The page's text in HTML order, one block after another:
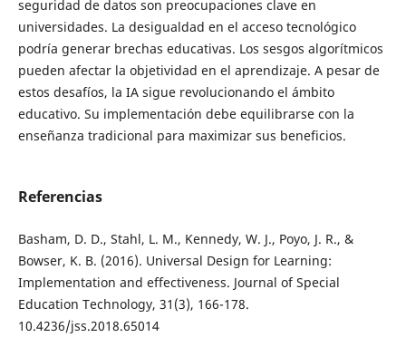
seguridad de datos son preocupaciones clave en
universidades. La desigualdad en el acceso tecnológico
podría generar brechas educativas. Los sesgos algorítmicos
pueden afectar la objetividad en el aprendizaje. A pesar de
estos desafíos, la IA sigue revolucionando el ámbito
educativo. Su implementación debe equilibrarse con la
enseñanza tradicional para maximizar sus beneficios.
Referencias
Basham, D. D., Stahl, L. M., Kennedy, W. J., Poyo, J. R., &
Bowser, K. B. (2016). Universal Design for Learning:
Implementation and effectiveness. Journal of Special
Education Technology, 31(3), 166-178.
10.4236/jss.2018.65014